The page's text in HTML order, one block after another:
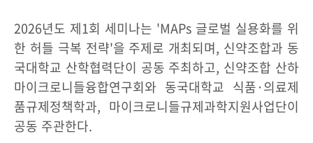
2026년도 제1회 세미나는 'MAPs 글로벌 실용화를 위
한 허들 극복 전략'을 주제로 개최되며, 신약조합과 동
국대학교 산학협력단이 공동 주최하고, 신약조합 산하
마이크로니들융합연구회와 동국대학교 식품·의료제
품규제정책학과, 마이크로니들규제과학지원사업단이
공동 주관한다.